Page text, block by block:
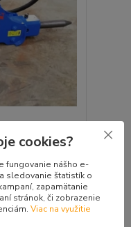
1,8 - 2,5T
Dostupnosť 7 - 14
dní. Tovar na
OBJEDNÁVKU. 3 ks
cookies?
fungovanie nášho e-
sledovanie štatistík o
zapamätanie
stránok, či zobrazenie
Viac na využitie